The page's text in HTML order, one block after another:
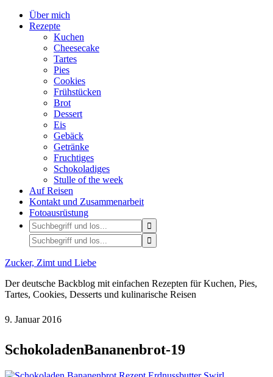
Über mich
Rezepte
Kuchen
Cheesecake
Tartes
Pies
Cookies
Frühstücken
Brot
Dessert
Eis
Gebäck
Getränke
Fruchtiges
Schokoladiges
Stulle of the week
Auf Reisen
Kontakt und Zusammenarbeit
Fotoausrüstung
Zucker, Zimt und Liebe
Der deutsche Backblog mit einfachen Rezepten für Kuchen, Pies,
Tartes, Cookies, Desserts und kulinarische Reisen
9. Januar 2016
SchokoladenBananenbrot-19